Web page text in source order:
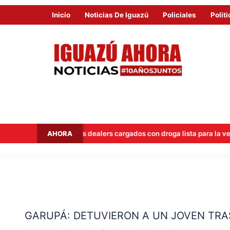
Inicio Noticias De Iguazú Policiales
AHORA
a dos dealers cargados con droga lista para la venta
GARUPÁ: DETUVIERON A UN JOVEN
A